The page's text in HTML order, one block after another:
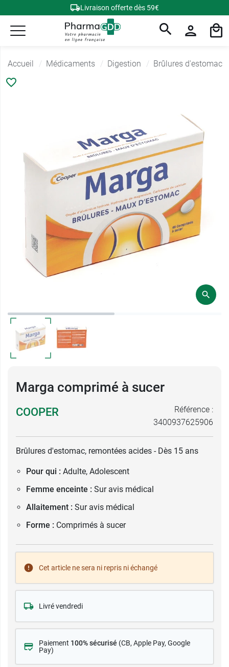
Livraison offerte dès 59€
Accueil Médicaments Digestion Brûlures d'estomac
Marga comprimé à sucer
COOPER
Référence :
3400937625906
Brûlures d'estomac, remontées acides - Dès 15 ans
Pour qui : Adulte, Adolescent
Femme enceinte : Sur avis médical
Allaitement : Sur avis médical
Forme : Comprimés à sucer
Cet article ne sera ni repris ni échangé
Livré vendredi
Paiement 100% sécurisé (CB, Apple Pay, Google
Pay)